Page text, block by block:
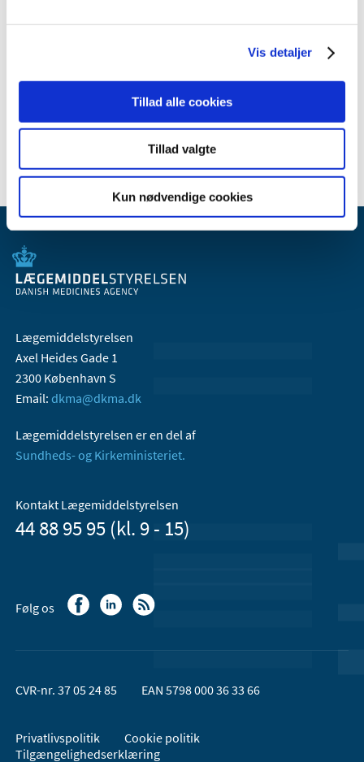
Vis detaljer
Tillad alle cookies
Tillad valgte
Kun nødvendige cookies
2005 (2)
Lægemiddelstyrelsen
Axel Heides Gade 1
2300 København S
Email: dkma@dkma.dk
Lægemiddelstyrelsen er en del af
Sundheds- og Kirkeministeriet.
Kontakt Lægemiddelstyrelsen
44 88 95 95 (kl. 9 - 15)
Følg os
CVR-nr. 37 05 24 85 EAN 5798 000 36 33 66
Privatlivspolitik
Cookie politik
Tilgængelighedserklæring